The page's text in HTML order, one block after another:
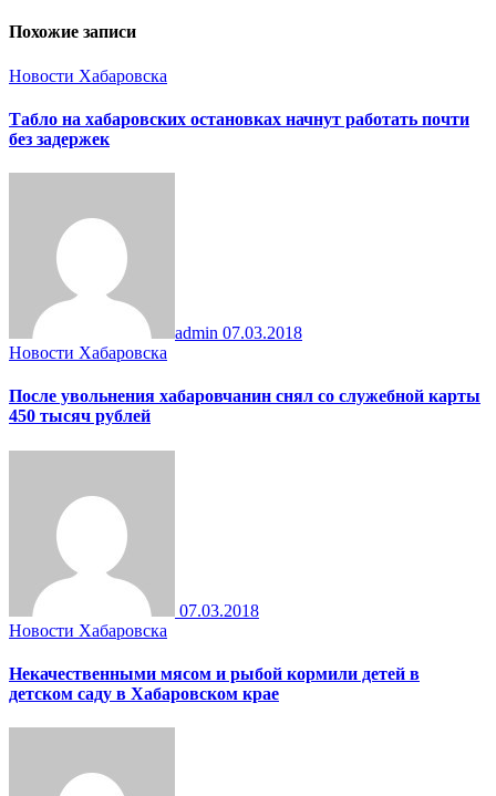
Похожие записи
Новости Хабаровска
Табло на хабаровских остановках начнут работать почти
без задержек
admin 07.03.2018
Новости Хабаровска
После увольнения хабаровчанин снял со служебной карты
450 тысяч рублей
07.03.2018
Новости Хабаровска
Некачественными мясом и рыбой кормили детей в
детском саду в Хабаровском крае